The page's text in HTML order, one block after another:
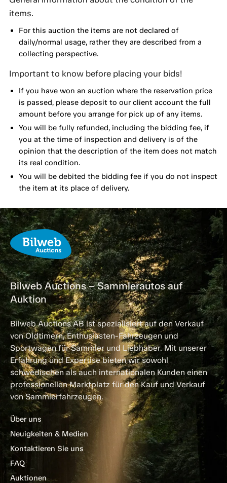
items.
For this auction the items are not declared of
daily/normal usage, rather they are described from a
collecting perspective.
Important to know before placing your bids!
If you have won an auction where the reservation price
is passed, please deposit to our client account the full
amount before you arrange for pick up of any items.
You will be fully refunded, including the bidding fee, if
you at the time of inspection and delivery is of the
opinion that the description of the item does not match
its real condition.
You will be debited the bidding fee if you do not inspect
the item at its place of delivery.
Bilweb Auctions – Sammlerautos auf
Auktion
Bilweb Auctions AB ist spezialisiert auf den Verkauf
von Oldtimern, Enthusiasten-Fahrzeugen und
Sportwagen für Sammler und Liebhaber. Mit unserer
Erfahrung und Expertise bieten wir sowohl
schwedischen als auch internationalen Kunden einen
professionellen Marktplatz für den Kauf und Verkauf
von Sammlerfahrzeugen.
Über uns
Neuigkeiten & Medien
Kontaktieren Sie uns
FAQ
Auktionen